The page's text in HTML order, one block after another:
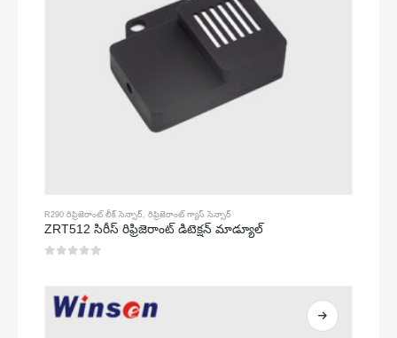
R290 రిఫ్రిజెరాంట్ లీక్ సెన్సార్ రిఫ్రిజెరాంట్ గ్యాస్ సెన్సార్
ZRT512 సిరీస్ రిఫ్రిజెరాంట్ డిటెక్షన్ మాడ్యూల్